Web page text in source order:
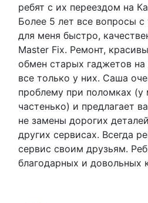
ребят с их переездом на
Более 5 лет все вопросы
для меня быстро,
Master Fix. Ремонт,
обмен старых гаджетов
все только у них. Саша
проблему при поломках (у
частенько) и предлагает
не замены дорогих
других сервисах. Всегда
сервис своим друзьям.
благодарных и довольных